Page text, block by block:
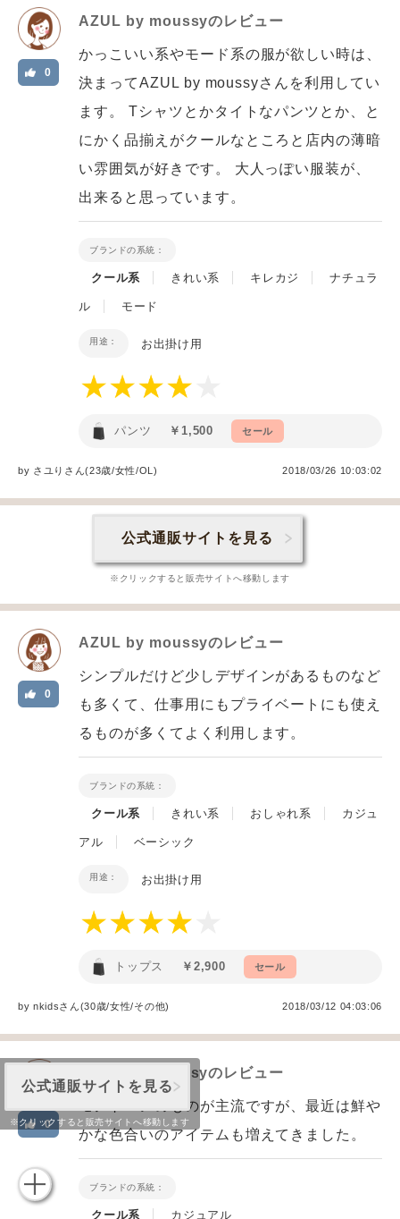
AZUL by moussyのレビュー
0
かっこいい系やモード系の服が欲しい時は、
決まってAZUL by moussyさんを利用してい
ます。 Tシャツとかタイトなパンツとか、と
にかく品揃えがクールなところと店内の薄暗
い雰囲気が好きです。 大人っぽい服装が、
出来ると思っています。
ブランドの系統：
クール系 きれい系 キレカジ ナチュラ
ル モード
用途： お出掛け用
パンツ ￥1,500 セール
by さユり さん(23歳/女性/OL) 2018/03/26 10:03:02
公式通販サイトを見る
※クリックすると販売サイトへ移動します
AZUL by moussyのレビュー
0
シンプルだけど少しデザインがあるものなど
も多くて、仕事用にもプライベートにも使え
るものが多くてよく利用します。
ブランドの系統：
クール系 きれい系 おしゃれ系 カジュ
アル ベーシック
用途： お出掛け用
トップス ￥2,900 セール
bynkidsさん(30歳/女性/その他) 2018/03/12 04:03:06
AZUL by moussyのレビュー
0
モノトーンのものが主流ですが、最近は鮮や
かな色合いのアイテムも増えてきました。
ブランドの系統：
クール系 カジュアル
公式通販サイトを見る
※クリックすると販売サイトへ移動します